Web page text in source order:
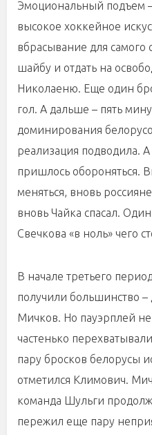
Эмоциональный подъем
высокое хоккейное
вбрасывание для самого
шайбу и отдать на
Николаеню. Еще один
гол. А дальше – пять
доминирования
реализация подводила.
пришлось обороняться.
меняться, вновь
вновь Чайка спасал.
Свечкова «в ноль» чего
В начале третьего
получили большинство –
Мичков. Но пауэрплей не
частенько
пару бросков белорусы
отметился Климович.
команда Шульги
пережил еще пару